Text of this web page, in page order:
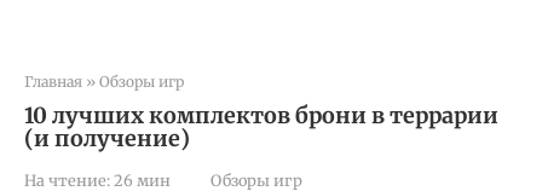
Главная » Обзоры игр
10 лучших комплектов брони в террарии
(и получение)
На чтение: 26 мин Обзоры игр